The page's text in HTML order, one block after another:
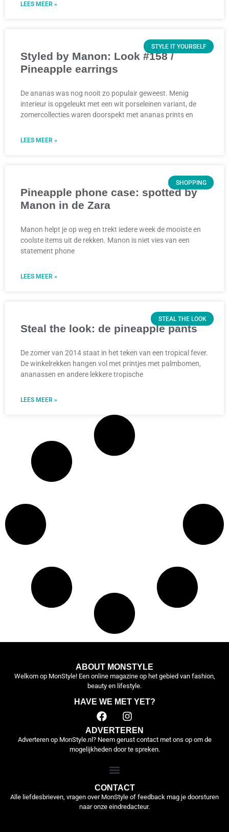
LEES MEER »
STYLE IT YOURSELF
Styled by Manon: Look #158 /
Pineapple earrings
De ananas was nog nooit zo populair geweest. Menig
interieur is opgeleukt met een wit porseleinen variant, de
zomercollecties waren doorspekt met ananas prints en
LEES MEER »
SHOPPING
Pineapple phone case: spotted by
Manon in de Zara
Manon helpt je op weg en trekt iedere week de mooiste en
coolste items uit de rekken. Manon is niet vies van een
statement phone
LEES MEER »
STEAL THE LOOK
Steal the look: de pineapple pants
De zomer van 2014 staat in het teken van een tropical fever.
De winkelrekken hangen vol met printjes met palmbomen,
ananassen en andere lekkere tropische
LEES MEER »
ABOUT MONSTYLE
Welkom op MonStyle! Een online magazine op het gebied van fashion,
beauty en lifestyle.
HAVE WE MET YET?
ADVERTEREN
Adverteren op MonStyle.nl? Neem gerust contact met ons op om de
mogelijkheden door te spreken.
CONTACT
Alle liefdesbrieven, vragen over MonStyle of feedback mag je doorsturen
naar onze eindredacteur.